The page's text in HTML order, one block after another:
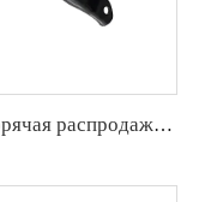
Заводская оптовая продажа, горячая распродажа полного комплекта деталей шасси автомобиля, таких как передняя нижняя рулевая тяга для VW ID.4/ID.6 ОЕ:1ED407152